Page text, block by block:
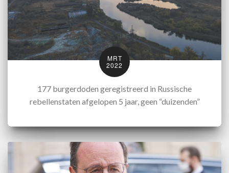
MRT
2022
177 burgerdoden geregistreerd in Russische
rebellenstaten afgelopen 5 jaar, geen “duizenden”